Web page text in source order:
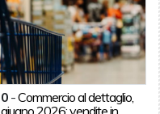
0 -Commercio al dettaglio,
giugno 2026: vendite in